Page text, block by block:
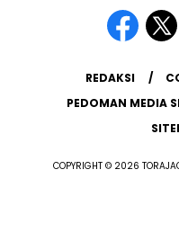
REDAKSI
PEDOMAN MEDIA
COPYRIGHT © 2026